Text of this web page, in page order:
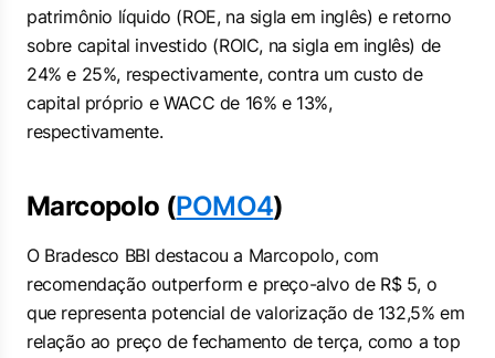
patrimônio líquido (ROE, na sigla em inglês) e retorno
sobre capital investido (ROIC, na sigla em inglês) de
24% e 25%, respectivamente, contra um custo de
capital próprio e WACC de 16% e 13%,
respectivamente.
Marcopolo (POMO4)
O Bradesco BBI destacou a Marcopolo, com
recomendação outperform e preço-alvo de R$ 5, o
que representa potencial de valorização de 132,5% em
relação ao preço de fechamento de terça, como a top